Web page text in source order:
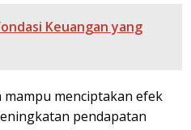
Keuangan yang
menciptakan efek
pendapatan